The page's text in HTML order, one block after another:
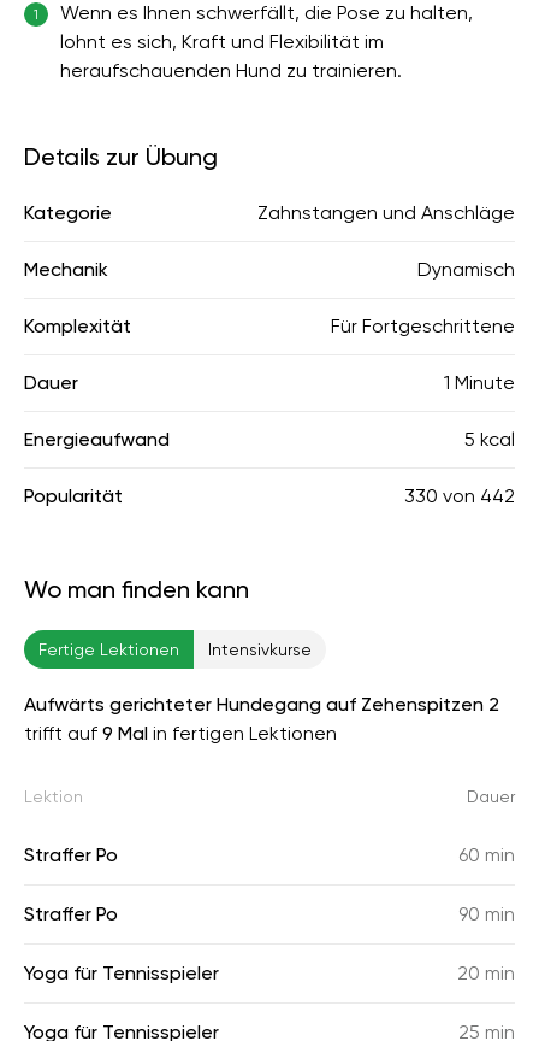
1
Wenn es Ihnen schwerfällt, die Pose zu halten,
lohnt es sich, Kraft und Flexibilität im
heraufschauenden Hund zu trainieren.
Details zur Übung
Kategorie Zahnstangen und Anschläge
Mechanik Dynamisch
Komplexität Für Fortgeschrittene
Dauer 1 Minute
Energieaufwand 5 kcal
Popularität 330 von 442
Wo man finden kann
Fertige Lektionen Intensivkurse
Aufwärts gerichteter Hundegang auf Zehenspitzen 2
trifft auf 9 Mal in fertigen Lektionen
Lektion Dauer
Straffer Po 60 min
Straffer Po 90 min
Yoga für Tennisspieler 20 min
Yoga für Tennisspieler 25 min